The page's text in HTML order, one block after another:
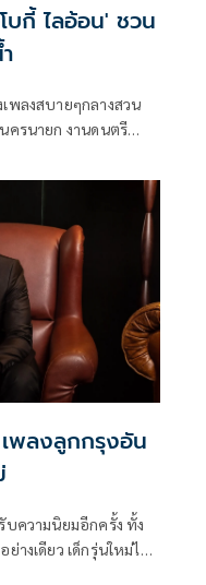
กี้ ไลอ้อน' ชวน
พลงสบายๆกลางสวน
ครนายก งานดนตรี
YokSuan Music
ชาติ และลำธารที่ทอด
มจันทร์ในค่ำคืนฤดู
ป็นเทศกาลดนตรีที่เต็ม
พลงลูกกรุงอัน
บความนิยมอีกครั้ง ทั้ง
างเดียว เด็กรุ่นใหม่ไป